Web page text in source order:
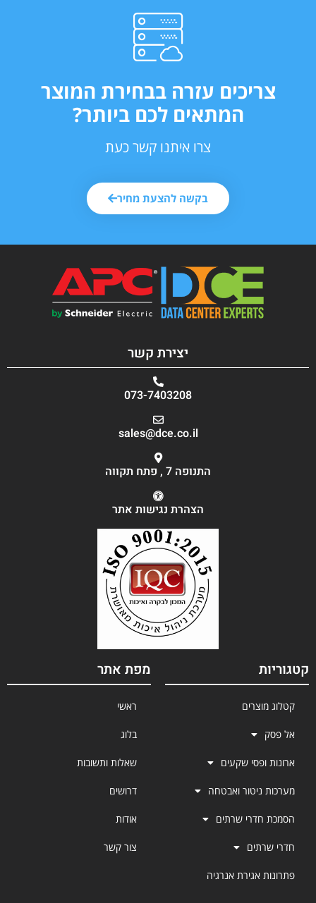
צריכים עזרה בבחירת המוצר
המתאים לכם ביותר?
צרו איתנו קשר כעת
בקשה להצעת מחיר
יצירת קשר
073-7403208
sales@dce.co.il
התנופה 7 , פתח תקווה
הצהרת נגישות אתר
קטגוריות
קטלוג מוצרים
אל פסק
ארונות ופסי שקעים
מערכות ניטור ואבטחה
הסמכת חדרי שרתים
חדרי שרתים
פתרונות אגירת אנרגיה
מפת אתר
ראשי
בלוג
שאלות ותשובות
דרושים
אודות
צור קשר